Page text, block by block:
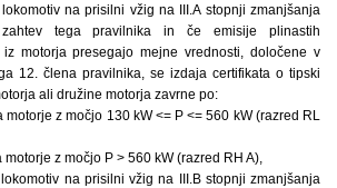
na prisilni vžig na III.A stopnji zmanjšanja
tega pravilnika in če emisije plinastih
motorja presegajo mejne vrednosti, določene v
12. člena pravilnika, se izdaja certifikata o tipski
ali družine motorja zavrne po:
z močjo 130 kW <= P <= 560 kW (razred RL
z močjo P > 560 kW (razred RH A),
na prisilni vžig na III.B stopnji zmanjšanja